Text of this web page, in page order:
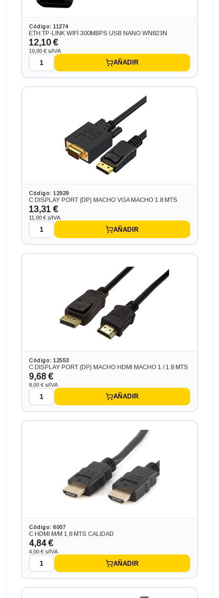
Código: 11274
ETH TP-LINK WIFI 300MBPS USB NANO WN823N
12,10 €
10,00 € s/IVA
AÑADIR
Código: 12929
C DISPLAY PORT (DP) MACHO VGA MACHO 1.8 MTS
13,31 €
11,00 € s/IVA
AÑADIR
Código: 12553
C DISPLAY PORT (DP) MACHO HDMI MACHO 1 / 1.8 MTS
9,68 €
8,00 € s/IVA
AÑADIR
Código: 6007
C HDMI M/M 1,8 MTS CALIDAD
4,84 €
4,00 € s/IVA
AÑADIR